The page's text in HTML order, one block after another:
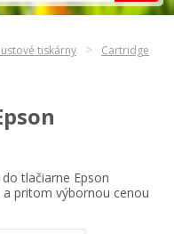
tiskárny
Cartridge
tlačiarne Epson
a pritom výbornou cenou